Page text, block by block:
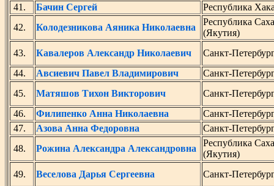
41.
Бачин Сергей
Республика
42.
Колодезникова Аяника Николаевна
Республика Саха
(Якутия)
43.
Кавалеров Александр Николаевич
Санкт-
44.
Авсиевич Павел Владимирович
Санкт-
45.
Матяшов Тихон Викторович
Санкт-
46.
Филипенко Анна Николаевна
Санкт-
47.
Азова Анна Федоровна
Санкт-
48.
Рожина Александра Александровна
Республика Саха
(Якутия)
49.
Веселова Дарья Сергеевна
Санкт-